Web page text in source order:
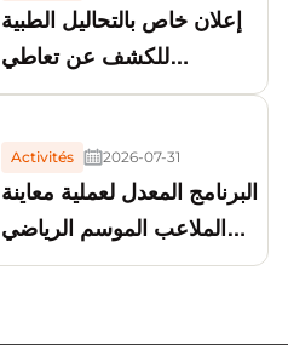
إعلان خاص بالتحاليل الطبية
للكشف عن تعاطي
المخدرات
البرنامج المعدل لعملية معاينة
الملاعب الموسم الرياضي
2026-2027
2026-07-31
Activités